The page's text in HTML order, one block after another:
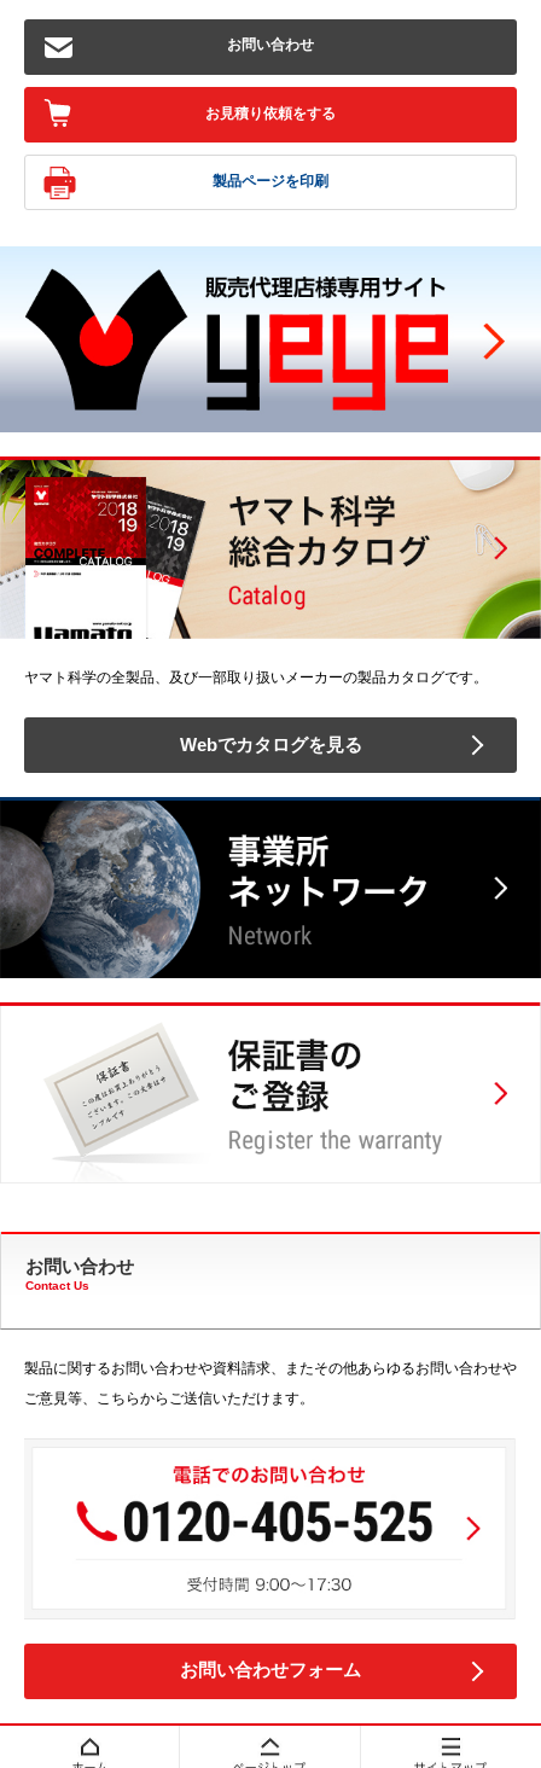
お問い合わせ
お見積り依頼をする
製品ページを印刷
ヤマト科学の全製品、及び一部取り扱いメーカーの製品カタログです。
Webでカタログを見る
お問い合わせ
Contact Us
製品に関するお問い合わせや資料請求、またその他あらゆるお問い合わせや
ご意見等、こちらからご送信いただけます。
お問い合わせフォーム